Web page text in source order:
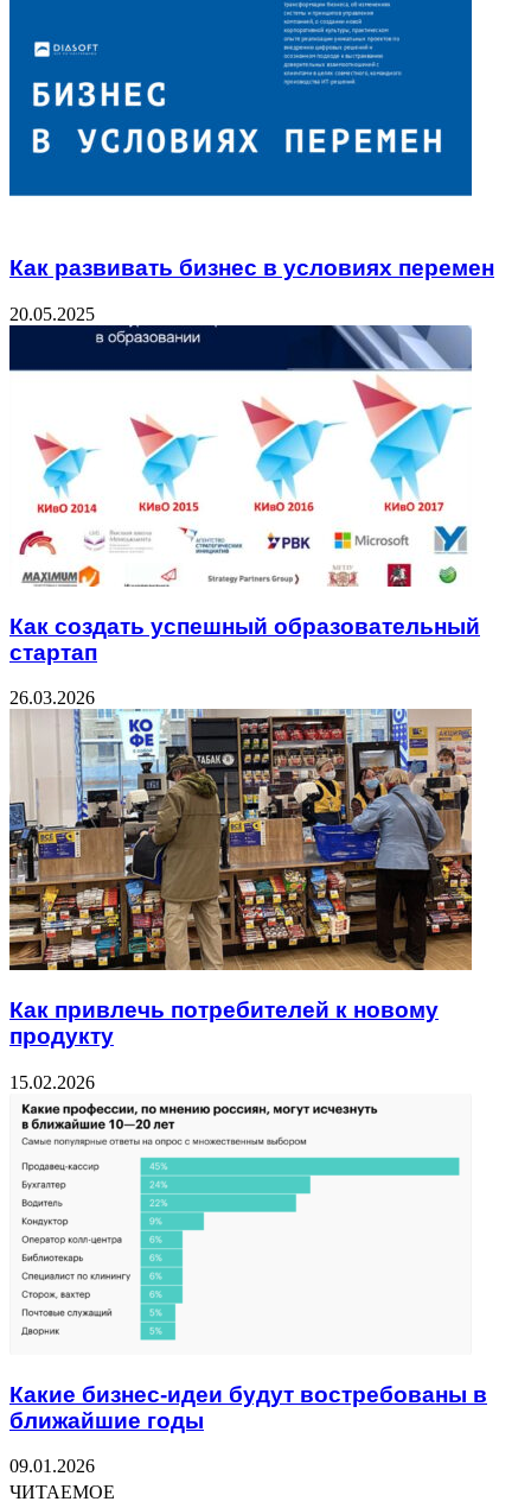
Как развивать бизнес в условиях перемен
20.05.2025
Как создать успешный образовательный
стартап
26.03.2026
Как привлечь потребителей к новому
продукту
15.02.2026
Какие бизнес-идеи будут востребованы в
ближайшие годы
09.01.2026
ЧИТАЕМОЕ